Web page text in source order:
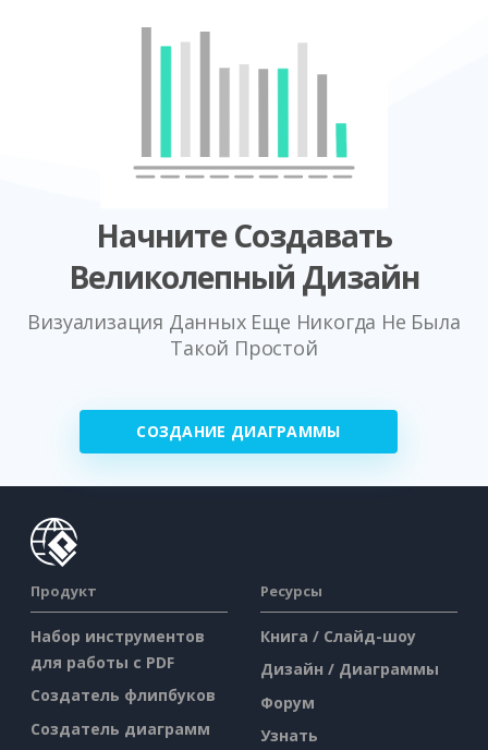
Начните Создавать
Великолепный Дизайн
Визуализация Данных Еще Никогда Не Была
Такой Простой
СОЗДАНИЕ ДИАГРАММЫ
Продукт
Набор инструментов
для работы с PDF
Создатель флипбуков
Создатель диаграмм
Ресурсы
Книга / Слайд-шоу
Дизайн / Диаграммы
Форум
Узнать